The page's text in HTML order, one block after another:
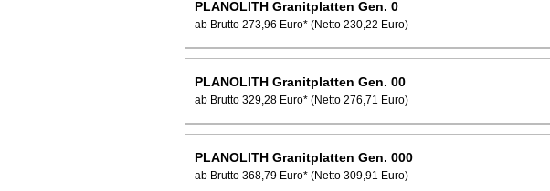
PLANOLITH Granitplatten Gen. 0
ab Brutto 273,96 Euro* (Netto 230,22 Euro)
PLANOLITH Granitplatten Gen. 00
ab Brutto 329,28 Euro* (Netto 276,71 Euro)
PLANOLITH Granitplatten Gen. 000
ab Brutto 368,79 Euro* (Netto 309,91 Euro)